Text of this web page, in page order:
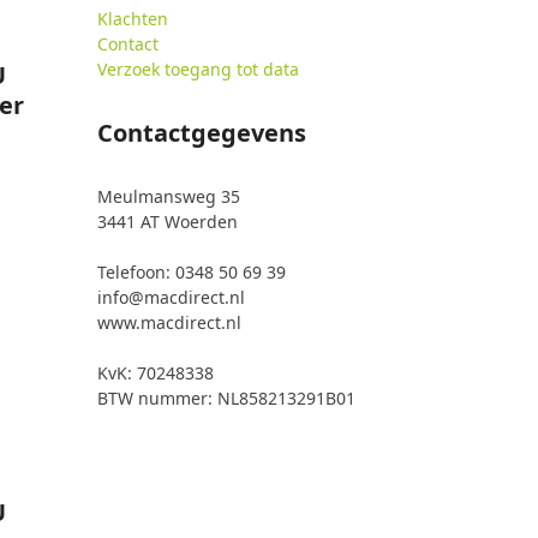
Klachten
Contact
Verzoek toegang tot data
Contactgegevens
Meulmansweg 35
3441 AT Woerden
Telefoon: 0348 50 69 39
info@macdirect.nl
www.macdirect.nl
KvK: 70248338
BTW nummer: NL858213291B01